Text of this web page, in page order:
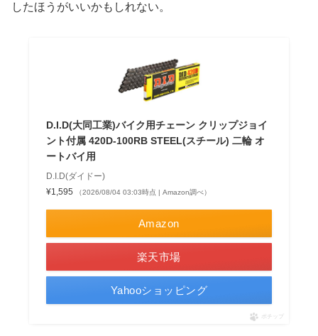
したほうがいいかもしれない。
D.I.D(大同工業)バイク用チェーン クリップジョイ
ント付属 420D-100RB STEEL(スチール) 二輪 オ
ートバイ用
D.I.D(ダイドー)
¥1,595
（2026/08/04 03:03時点 | Amazon調べ）
Amazon
楽天市場
Yahooショッピング
ポチップ